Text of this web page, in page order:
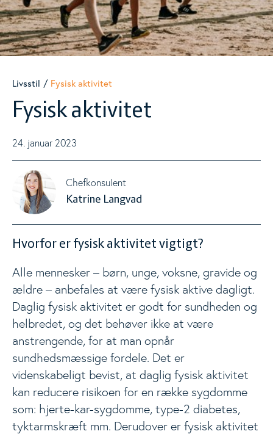
Danskernes kostvaner
Ultraforarbejdede fødevarer
Fysisk aktivitet
Nudging
Måltidets betydning
Madspild og madaffald i Danmark
Materialer
Nyheder
Events
Livsstil Fysisk aktivitet
Fysisk aktivitet
24. januar 2023
Chefkonsulent
Katrine Langvad
Hvorfor er fysisk aktivitet vigtigt?
Alle mennesker – børn, unge, voksne, gravide og
ældre – anbefales at være fysisk aktive dagligt.
Daglig fysisk aktivitet er godt for sundheden og
helbredet, og det behøver ikke at være
anstrengende, for at man opnår
sundhedsmæssige fordele. Det er
videnskabeligt bevist, at daglig fysisk aktivitet
kan reducere risikoen for en række sygdomme
som: hjerte-kar-sygdomme, type-2 diabetes,
tyktarmskræft mm. Derudover er fysisk aktivitet